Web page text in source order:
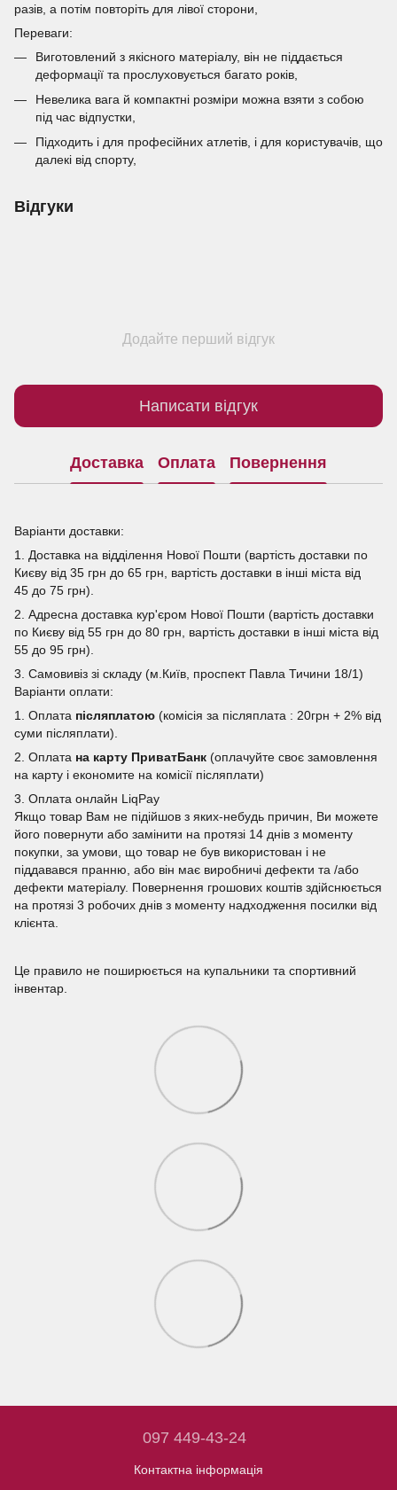
разів, а потім повторіть для лівої сторони,
Переваги:
Виготовлений з якісного матеріалу, він не піддається
деформації та прослуховується багато років,
Невелика вага й компактні розміри можна взяти з собою
під час відпустки,
Підходить і для професійних атлетів, і для користувачів, що
далекі від спорту,
Відгуки
Додайте перший відгук
Написати відгук
Доставка Оплата Повернення
Варіанти доставки:
1. Доставка на відділення Нової Пошти (вартість доставки по
Києву від 35 грн до 65 грн, вартість доставки в інші міста від
45 до 75 грн).
2. Адресна доставка кур'єром Нової Пошти (вартість доставки
по Києву від 55 грн до 80 грн, вартість доставки в інші міста від
55 до 95 грн).
3. Самовивіз зі складу (м.Київ, проспект Павла Тичини 18/1)
Варіанти оплати:
1. Оплата післяплатою (комісія за післяплата : 20грн + 2% від
суми післяплати).
2. Оплата на карту ПриватБанк (оплачуйте своє замовлення
на карту і економите на комісії післяплати)
3. Оплата онлайн LiqPay
Якщо товар Вам не підійшов з яких-небудь причин, Ви можете
його повернути або замінити на протязі 14 днів з моменту
покупки, за умови, що товар не був використован і не
піддавався пранню, або він має виробничі дефекти та /або
дефекти матеріалу. Повернення грошових коштів здійснюється
на протязі 3 робочих днів з моменту надходження посилки від
клієнта.
Це правило не поширюється на купальники та спортивний
інвентар.
097 449-43-24
Контактна інформація